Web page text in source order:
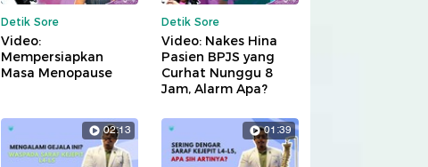
Detik Sore
Video:
Mempersiapkan
Masa Menopause
Detik Sore
Video: Nakes Hina
Pasien BPJS yang
Curhat Nunggu 8
Jam, Alarm Apa?
02:13 01:39